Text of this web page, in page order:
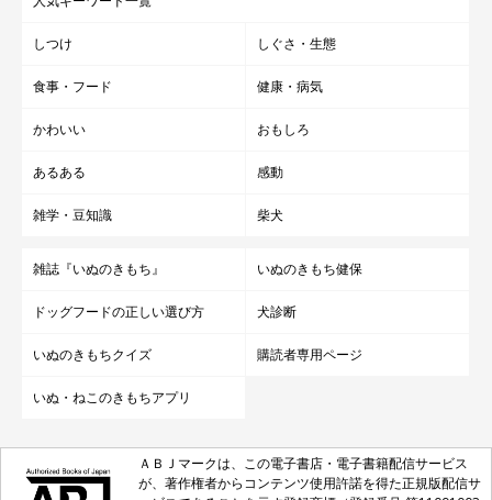
しつけ しぐさ・生態
食事・フード 健康・病気
かわいい おもしろ
あるある 感動
雑学・豆知識 柴犬
雑誌『いぬのきもち』 いぬのきもち健保
ドッグフードの正しい選び方 犬診断
いぬのきもちクイズ 購読者専用ページ
いぬ・ねこのきもちアプリ
ＡＢＪマークは、この電子書店・電子書籍配信サービス
が、著作権者からコンテンツ使用許諾を得た正規版配信サ